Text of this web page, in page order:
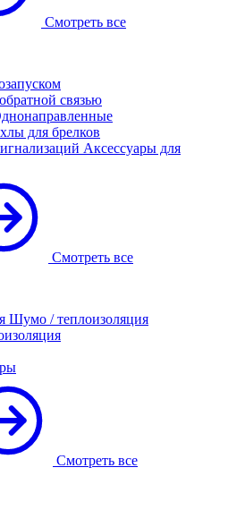
Смотреть все
связью
для брелков
Аксессуары для
Смотреть все
Шумо / теплоизоляция
Смотреть все